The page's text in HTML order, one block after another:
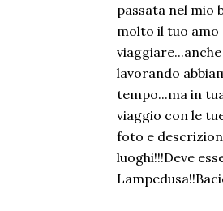
passata nel mio
molto il tuo amo
lavorando
tempo...ma in
viaggio con le
foto e
luoghi!!!Deve